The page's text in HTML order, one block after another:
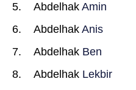
Abdelhak Amin
Abdelhak Anis
Abdelhak Ben
Abdelhak Lekbir